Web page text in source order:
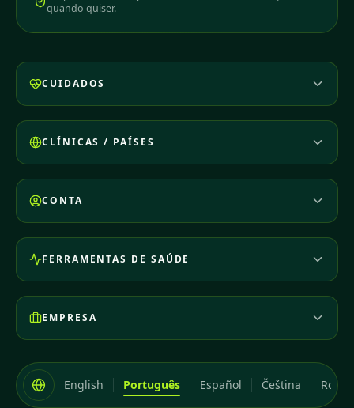
quando quiser.
CUIDADOS
CLÍNICAS / PAÍSES
CONTA
FERRAMENTAS DE SAÚDE
EMPRESA
English Português Español Čeština